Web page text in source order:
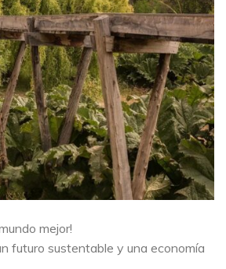
mejor!
futuro sustentable y una economía